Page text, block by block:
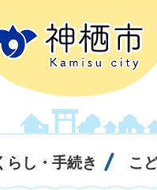
らし・手続き こ